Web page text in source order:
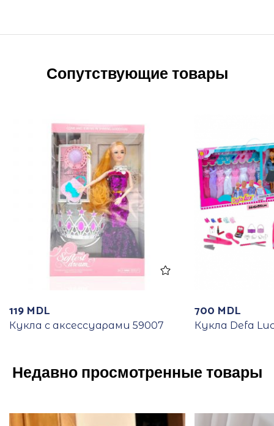
Сопутствующие товары
119 MDL
Кукла с аксессуарами 59007
700 MDL
Кукла Defa
Недавно просмотренные товары